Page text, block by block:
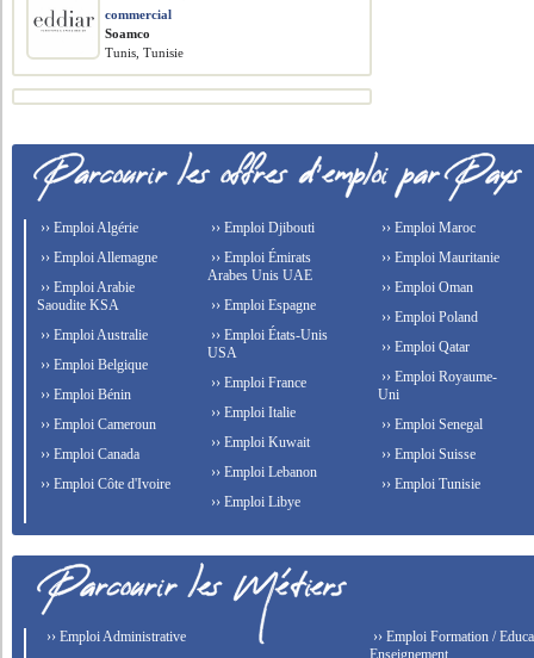
commercial
Soamco
Tunis, Tunisie
›› Emploi Algérie
›› Emploi Allemagne
›› Emploi Arabie
Saoudite KSA
›› Emploi Australie
›› Emploi Belgique
›› Emploi Bénin
›› Emploi Cameroun
›› Emploi Canada
›› Emploi Côte d'Ivoire
›› Emploi Djibouti
›› Emploi Émirats
Arabes Unis UAE
›› Emploi Espagne
›› Emploi États-Unis
USA
›› Emploi France
›› Emploi Italie
›› Emploi Kuwait
›› Emploi Lebanon
›› Emploi Libye
›› Emploi Maroc
›› Emploi Mauritanie
›› Emploi Oman
›› Emploi Poland
›› Emploi Qatar
›› Emploi Royaume-
Uni
›› Emploi Senegal
›› Emploi Suisse
›› Emploi Tunisie
›› Emploi Administrative
›› Emploi Formation /
Enseignement